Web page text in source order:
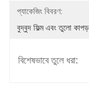
প্যাকেজিং বিবরণ:
বুদ্বুদ ফিল্ম এবং তুলো
বিশেষভাবে তুলে ধরা: